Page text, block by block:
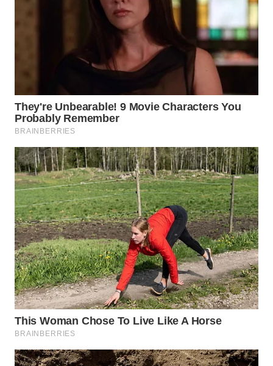
WN
BINTAN
WN
MANDALIKA
WN
LIKUPANG
WN
LABUANBAJO
WN
BORNEO
Wahana
Group